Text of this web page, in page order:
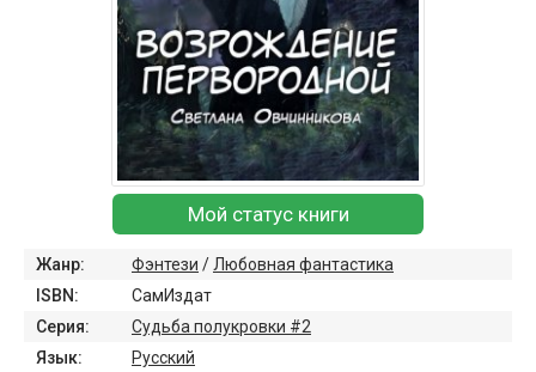
Мой статус книги
Жанр: Фэнтези / Любовная фантастика
ISBN:
СамИздат
Серия:
Судьба полукровки #2
Язык:
Русский